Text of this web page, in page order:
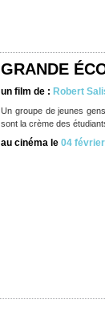
GRANDE
un film de : Robert
Un groupe de jeunes
sont la crème des
au cinéma le 04